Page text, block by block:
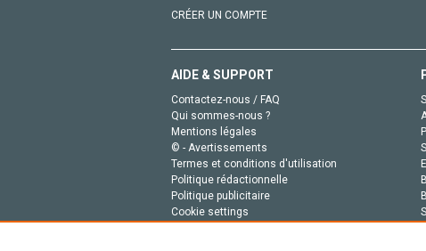
CRÉER UN COMPTE
AIDE & SUPPORT
Contactez-nous / FAQ
Qui sommes-nous ?
Mentions légales
© - Avertissements
Termes et conditions d'utilisation
Politique rédactionnelle
Politique publicitaire
Cookie settings